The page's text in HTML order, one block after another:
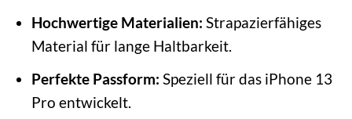
Hochwertige Materialien: Strapazierfähiges
Material für lange Haltbarkeit.
Perfekte Passform: Speziell für das iPhone 13
Pro entwickelt.